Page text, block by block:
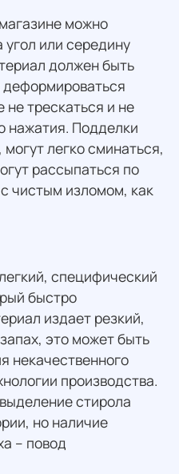
можно
угол или середину
должен быть
деформироваться
не трескаться и не
нажатия. Подделки
легко сминаться,
рассыпаться по
чистым изломом, как
специфический
быстро
издает резкий,
это может быть
некачественного
производства.
стирола
но наличие
– повод